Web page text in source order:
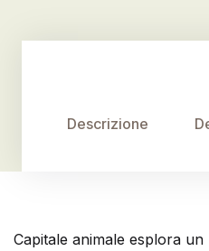
Descrizione
Capitale animale esplora